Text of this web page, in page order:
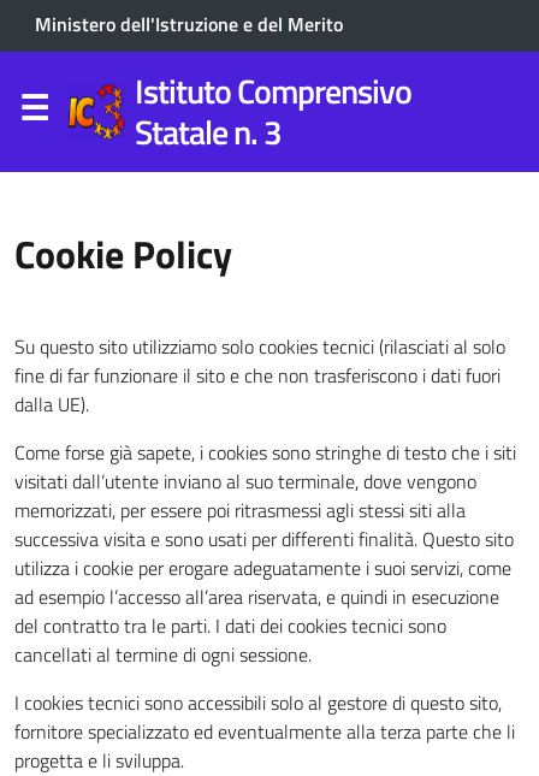
Ministero dell'Istruzione e del Merito
Istituto Comprensivo
Statale n. 3
Cookie Policy
Su questo sito utilizziamo solo cookies tecnici (rilasciati al solo
fine di far funzionare il sito e che non trasferiscono i dati fuori
dalla UE).
Come forse già sapete, i cookies sono stringhe di testo che i siti
visitati dall’utente inviano al suo terminale, dove vengono
memorizzati, per essere poi ritrasmessi agli stessi siti alla
successiva visita e sono usati per differenti finalità. Questo sito
utilizza i cookie per erogare adeguatamente i suoi servizi, come
ad esempio l’accesso all’area riservata, e quindi in esecuzione
del contratto tra le parti. I dati dei cookies tecnici sono
cancellati al termine di ogni sessione.
I cookies tecnici sono accessibili solo al gestore di questo sito,
fornitore specializzato ed eventualmente alla terza parte che li
progetta e li sviluppa.